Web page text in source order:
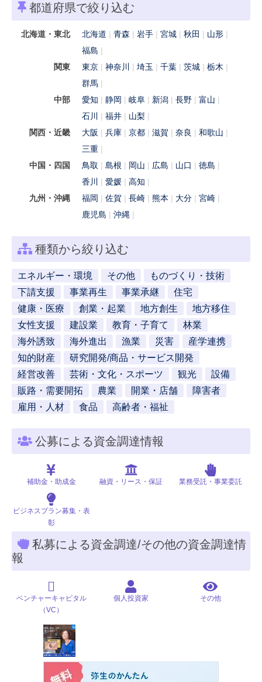
都道府県で絞り込む
北海道・東北 北海道 青森 岩手 宮城 秋田
山形
福島
関東
東京 神奈川 埼玉 千葉 茨城
栃木
群馬
中部
愛知 静岡 岐阜 新潟 長野
富山
石川
福井
山梨
関西・近畿
大阪 兵庫 京都 滋賀 奈良
和歌山
三重
中国・四国
鳥取 島根 岡山 広島 山口
徳島
香川
愛媛
高知
九州・沖縄
福岡 佐賀 長崎 熊本 大分
宮崎
鹿児島
沖縄
種類から絞り込む
エネルギー・環境 その他
ものづくり・技術
下請支援
事業再生 事業承継
住宅
健康・医療
創業・起業 地方創生
地方移住
女性支援
建設業 教育・子育て
林業
海外誘致
海外進出 漁業 災害
産学連携
知的財産
研究開発/商品・サービス開発
経営改善
芸術・文化・スポーツ 観光
設備
販路・需要開拓
農業 開業・店舗
障害者
雇用・人材
食品 高齢者・福祉
公募による資金調達情報
補助金・助成金 融資・リース・保証 業務受託・事業委託
ビジネスプラン募集・表
彰
私募による資金調達/その他の資金調達情
報
ベンチャーキャピタル
（VC）
個人投資家 その他